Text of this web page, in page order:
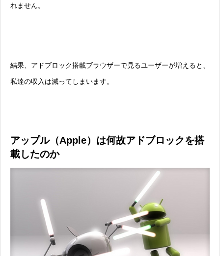
れません。
結果、アドブロック搭載ブラウザーで見るユーザーが増えると、
私達の収入は減ってしまいます。
アップル（Apple）は何故アドブロックを搭
載したのか